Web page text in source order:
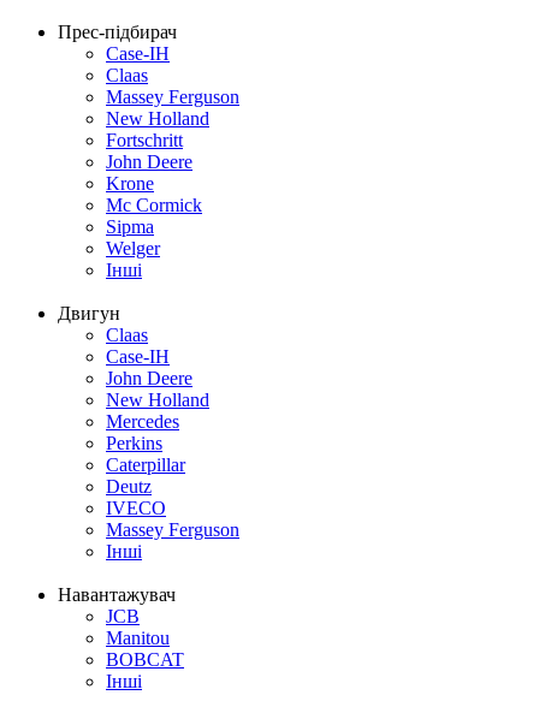
Прес-підбирач
Case-IH
Claas
Massey Ferguson
New Holland
Fortschritt
John Deere
Krone
Mc Cormick
Sipma
Welger
Інші
Двигун
Claas
Case-IH
John Deere
New Holland
Mercedes
Perkins
Caterpillar
Deutz
IVECO
Massey Ferguson
Інші
Навантажувач
JCB
Manitou
BOBCAT
Інші